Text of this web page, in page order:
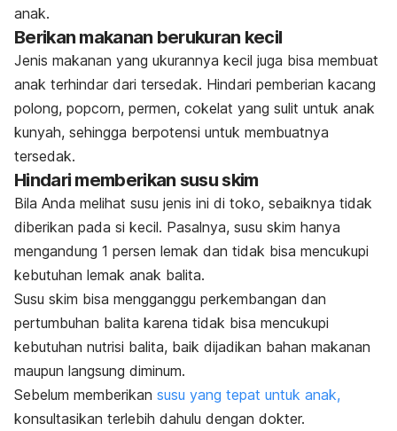
anak.
Berikan makanan berukuran kecil
Jenis makanan yang ukurannya kecil juga bisa membuat
anak terhindar dari tersedak. Hindari pemberian kacang
polong, popcorn, permen, cokelat yang sulit untuk anak
kunyah, sehingga berpotensi untuk membuatnya
tersedak.
Hindari memberikan susu skim
Bila Anda melihat susu jenis ini di toko, sebaiknya tidak
diberikan pada si kecil. Pasalnya, susu skim hanya
mengandung 1 persen lemak dan tidak bisa mencukupi
kebutuhan lemak anak balita.
Susu skim bisa mengganggu perkembangan dan
pertumbuhan balita karena tidak bisa mencukupi
kebutuhan nutrisi balita, baik dijadikan bahan makanan
maupun langsung diminum.
Sebelum memberikan susu yang tepat untuk anak,
konsultasikan terlebih dahulu dengan dokter.